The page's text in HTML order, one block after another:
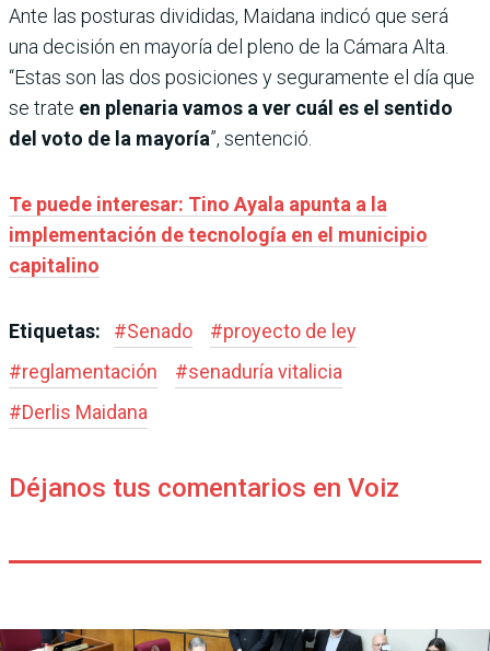
Ante las posturas divididas, Maidana indicó que será
una decisión en mayoría del pleno de la Cámara Alta.
“Estas son las dos posiciones y seguramente el día que
se trate en plenaria vamos a ver cuál es el sentido
del voto de la mayoría”, sentenció.
Te puede interesar: Tino Ayala apunta a la
implementación de tecnología en el municipio
capitalino
Etiquetas: #Senado #proyecto de ley
#reglamentación #senaduría vitalicia
#Derlis Maidana
Déjanos tus comentarios en Voiz